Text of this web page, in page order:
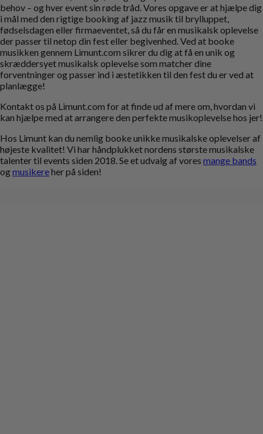
behov – og hver event sin røde tråd. Vores opgave er at hjælpe dig
i mål med den rigtige booking af jazz musik til brylluppet,
fødselsdagen eller firmaeventet, så du får en musikalsk oplevelse
der passer til netop din fest eller begivenhed. Ved at booke
musikken gennem Limunt.com sikrer du dig at få en unik og
skræddersyet musikalsk oplevelse som matcher dine
forventninger og passer ind i æstetikken til den fest du er ved at
planlægge!
Kontakt os på Limunt.com for at finde ud af mere om, hvordan vi
kan hjælpe med at arrangere den perfekte musikoplevelse hos jer!
Hos Limunt kan du nemlig booke unikke musikalske oplevelser af
højeste kvalitet! Vi har håndplukket nordens største musikalske
talenter til events siden 2018. Se et udvalg af vores mange bands
ogmusikereher på siden!